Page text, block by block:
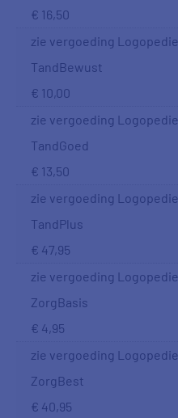
€ 16,50
zie vergoeding Logopedie
TandBewust
€ 10,00
zie vergoeding Logopedie
TandGoed
€ 13,50
zie vergoeding Logopedie
TandPlus
€ 47,95
zie vergoeding Logopedie
ZorgBasis
€ 4,95
zie vergoeding Logopedie
ZorgBest
€ 40,95